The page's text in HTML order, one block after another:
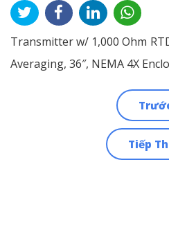
Transmitter w/ 1,000 Ohm
Averaging, 36″, NEMA 4X
Tiếp